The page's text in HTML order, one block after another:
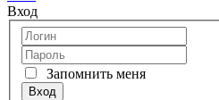
Вход
Запомнить меня